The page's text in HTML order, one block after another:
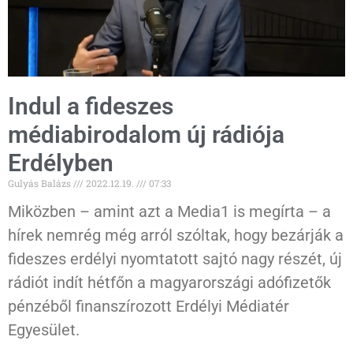
Indul a fideszes
médiabirodalom új rádiója
Erdélyben
Gulyás Balázs 2022.12.19. 07:33
Miközben – amint azt a Media1 is megírta – a
hírek nemrég még arról szóltak, hogy bezárják a
fideszes erdélyi nyomtatott sajtó nagy részét, új
rádiót indít hétfőn a magyarországi adófizetők
pénzéből finanszírozott Erdélyi Médiatér
Egyesület.